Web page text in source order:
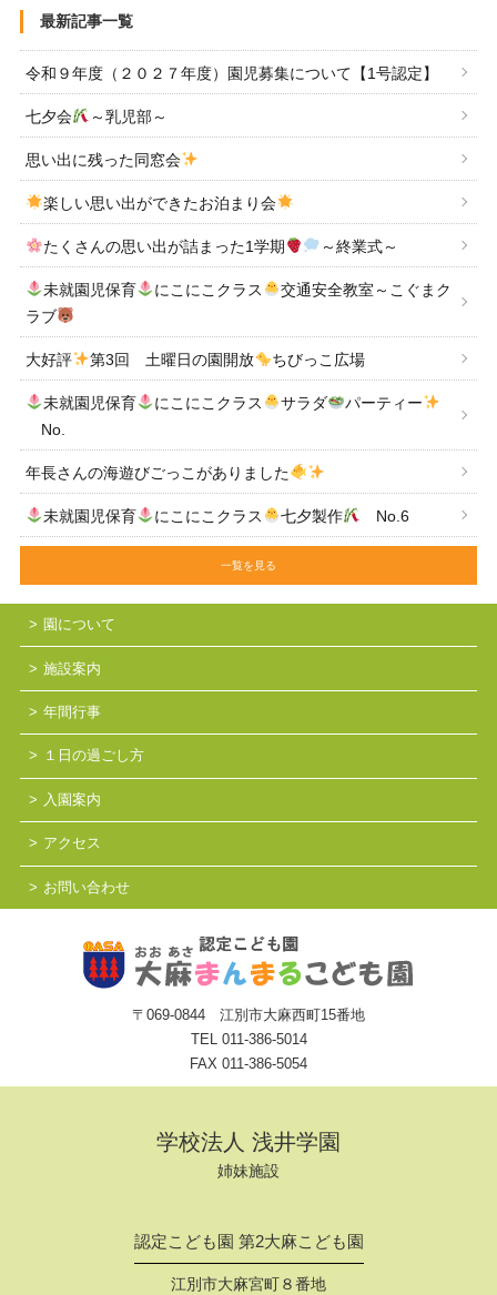
最新記事一覧
令和９年度（２０２７年度）園児募集について【1号認定】
七夕会 ～乳児部～
思い出に残った同窓会
楽しい思い出ができたお泊まり会
たくさんの思い出が詰まった1学期 ～終業式～
未就園児保育 にこにこクラス
交通安全教室～こぐまク
ラブ
大好評 第3回 土曜日の園開放 ちびっこ広場
未就園児保育 にこにこクラス サラダ
パーティー
No.
年長さんの海遊びごっこがありました
未就園児保育 にこにこクラス 七夕製作 No.6
一覧を見る
園について
施設案内
年間行事
１日の過ごし方
入園案内
アクセス
お問い合わせ
〒069-0844 江別市大麻西町15番地
TEL 011-386-5014
FAX 011-386-5054
学校法人 浅井学園
姉妹施設
認定こども園 第2大麻こども園
江別市大麻宮町８番地